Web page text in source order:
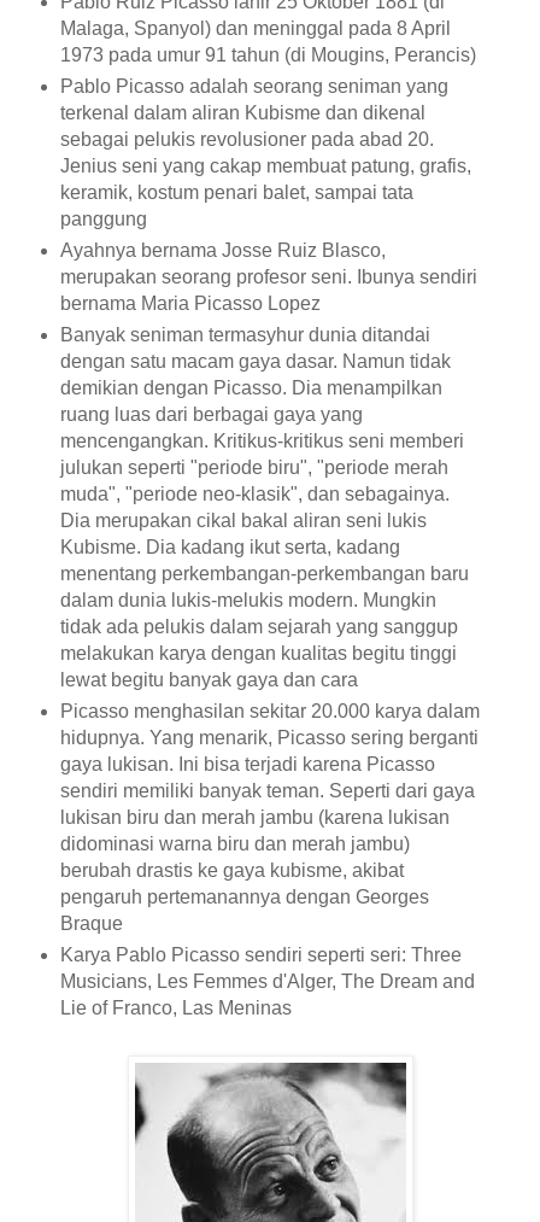
Malaga, Spanyol) dan meninggal pada 8 April
1973 pada umur 91 tahun (di Mougins, Perancis)
Pablo Picasso adalah seorang seniman yang
terkenal dalam aliran Kubisme dan dikenal
sebagai pelukis revolusioner pada abad 20.
Jenius seni yang cakap membuat patung, grafis,
keramik, kostum penari balet, sampai tata
panggung
Ayahnya bernama Josse Ruiz Blasco,
merupakan seorang profesor seni. Ibunya sendiri
bernama Maria Picasso Lopez
Banyak seniman termasyhur dunia ditandai
dengan satu macam gaya dasar. Namun tidak
demikian dengan Picasso. Dia menampilkan
ruang luas dari berbagai gaya yang
mencengangkan. Kritikus-kritikus seni memberi
julukan seperti "periode biru", "periode merah
muda", "periode neo-klasik", dan sebagainya.
Dia merupakan cikal bakal aliran seni lukis
Kubisme. Dia kadang ikut serta, kadang
menentang perkembangan-perkembangan baru
dalam dunia lukis-melukis modern. Mungkin
tidak ada pelukis dalam sejarah yang sanggup
melakukan karya dengan kualitas begitu tinggi
lewat begitu banyak gaya dan cara
Picasso menghasilan sekitar 20.000 karya dalam
hidupnya. Yang menarik, Picasso sering berganti
gaya lukisan. Ini bisa terjadi karena Picasso
sendiri memiliki banyak teman. Seperti dari gaya
lukisan biru dan merah jambu (karena lukisan
didominasi warna biru dan merah jambu)
berubah drastis ke gaya kubisme, akibat
pengaruh pertemanannya dengan Georges
Braque
Karya Pablo Picasso sendiri seperti seri: Three
Musicians, Les Femmes d'Alger, The Dream and
Lie of Franco, Las Meninas